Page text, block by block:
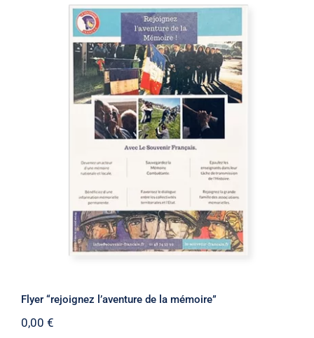
Flyer “rejoignez l’aventure de la
mémoire”
Flyer “rejoignez l’aventure de la mémoire”
0,00 €